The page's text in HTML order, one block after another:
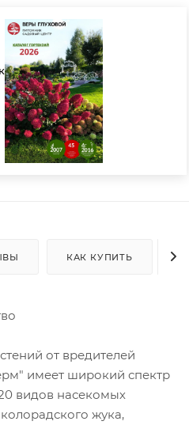
КАК КУПИТЬ
от вредителей
имеет широкий спектр
видов насекомых
жука,